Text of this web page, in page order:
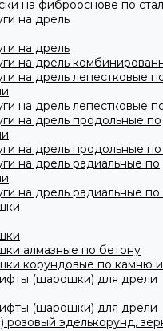
на фиброоснове по
на дрель
на дрель
на дрель
на дрель лепестковые
на дрель лепестковые
на дрель продольные по
на дрель продольные по
на дрель радиальные по
на дрель радиальные по
алмазные по бетону
корундовые по камню
(шарошки) для дрели
(шарошки) для дрели
эделькорунд,